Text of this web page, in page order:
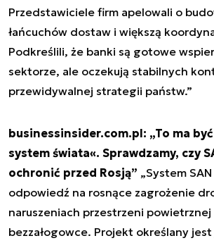
Przedstawiciele firm apelowali o
łańcuchów dostaw i większą
Podkreślili, że banki są gotowe
sektorze, ale oczekują stabilnych
przewidywalnej strategii państw.”
businessinsider.com.pl: „To ma
system świata«. Sprawdzamy, czy
ochronić przed Rosją” „System
odpowiedź na rosnące zagrożenie
naruszeniach przestrzeni
bezzałogowce. Projekt określany